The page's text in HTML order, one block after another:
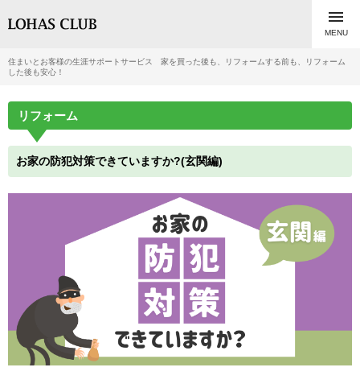

MENU
住まいとお客様の生涯サポートサービス 家を買った後も、リフォームする前も、リフォーム
した後も安心！
リフォーム
お家の防犯対策できていますか?(玄関編)